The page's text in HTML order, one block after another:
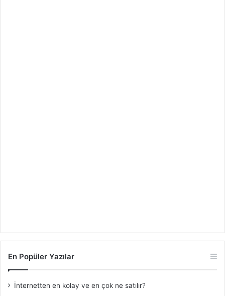
En Popüler Yazılar
İnternetten en kolay ve en çok ne satılır?